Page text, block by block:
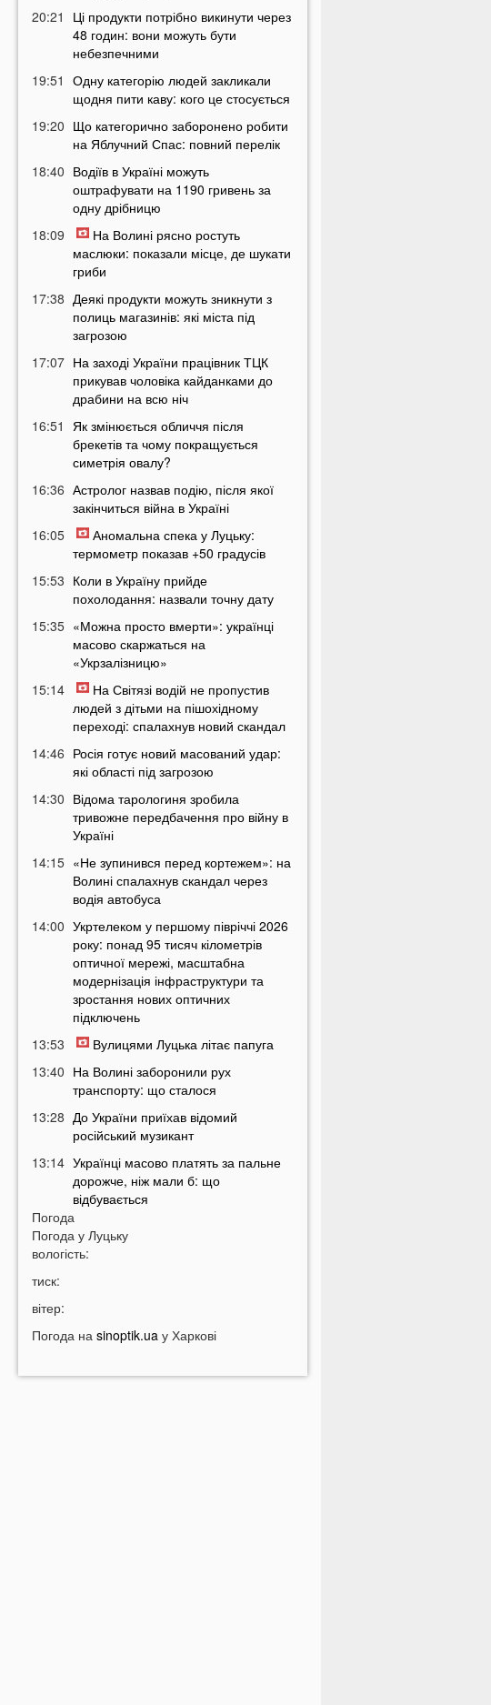
20:21
Ці продукти потрібно викинути через
48 годин: вони можуть бути
небезпечними
19:51
Одну категорію людей закликали
щодня пити каву: кого це стосується
19:20 Що категорично заборонено робити
на Яблучний Спас: повний перелік
18:40 Водіїв в Україні можуть
оштрафувати на 1190 гривень за
одну дрібницю
18:09
На Волині рясно ростуть
маслюки: показали місце, де шукати
гриби
17:38 Деякі продукти можуть зникнути з
полиць магазинів: які міста під
загрозою
17:07 На заході України працівник ТЦК
прикував чоловіка кайданками до
драбини на всю ніч
16:51
Як змінюється обличчя після
брекетів та чому покращується
симетрія овалу?
16:36 Астролог назвав подію, після якої
закінчиться війна в Україні
16:05
Аномальна спека у Луцьку:
термометр показав +50 градусів
15:53 Коли в Україну прийде
похолодання: назвали точну дату
15:35 «Можна просто вмерти»: українці
масово скаржаться на
«Укрзалізницю»
15:14
На Світязі водій не пропустив
людей з дітьми на пішохідному
переході: спалахнув новий скандал
14:46 Росія готує новий масований удар:
які області під загрозою
14:30 Відома тарологиня зробила
тривожне передбачення про війну в
Україні
14:15 «Не зупинився перед кортежем»: на
Волині спалахнув скандал через
водія автобуса
14:00 Укртелеком у першому півріччі 2026
року: понад 95 тисяч кілометрів
оптичної мережі, масштабна
модернізація інфраструктури та
зростання нових оптичних
підключень
13:53
Вулицями Луцька літає папуга
13:40 На Волині заборонили рух
транспорту: що сталося
13:28 До України приїхав відомий
російський музикант
13:14 Українці масово платять за пальне
дорожче, ніж мали б: що
відбувається
12:45 Українців попередили про
повернення графіків відключень
світла
12:26
12:13 Популярний продукт подорожчав на
11:44 У Луцьку чоловік вдарив сусіда
Погода
Погода у Луцьку
вологість:
тиск:
вітер:
Погода на sinoptik.uaу Харкові